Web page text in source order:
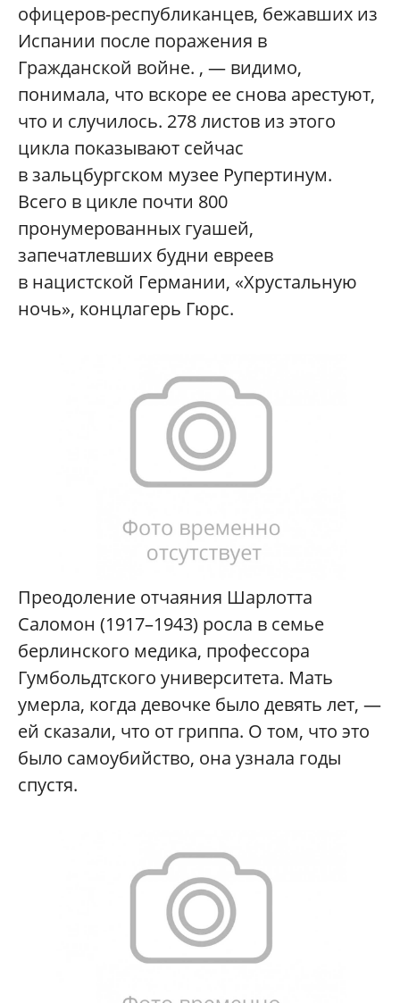
офицеров-республиканцев, бежавших из
Испании после поражения в
Гражданской войне. , — видимо,
понимала, что вскоре ее снова арестуют,
что и случилось. 278 листов из этого
цикла показывают сейчас
в зальцбургском музее Рупертинум.
Всего в цикле почти 800
пронумерованных гуашей,
запечатлевших будни евреев
в нацистской Германии, «Хрустальную
ночь», концлагерь Гюрс.
Преодоление отчаяния Шарлотта
Саломон (1917–1943) росла в семье
берлинского медика, профессора
Гумбольдтского университета. Мать
умерла, когда девочке было девять лет, —
ей сказали, что от гриппа. О том, что это
было самоубийство, она узнала годы
спустя.